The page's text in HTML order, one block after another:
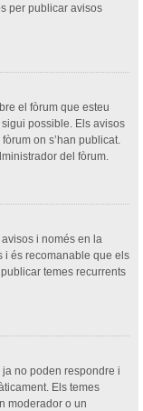
per publicar avisos
el fòrum que esteu
possible. Els avisos
on s’han publicat.
del fòrum.
i només en la
i és recomanable que els
temes recurrents
no poden respondre i
Els temes
moderador o un